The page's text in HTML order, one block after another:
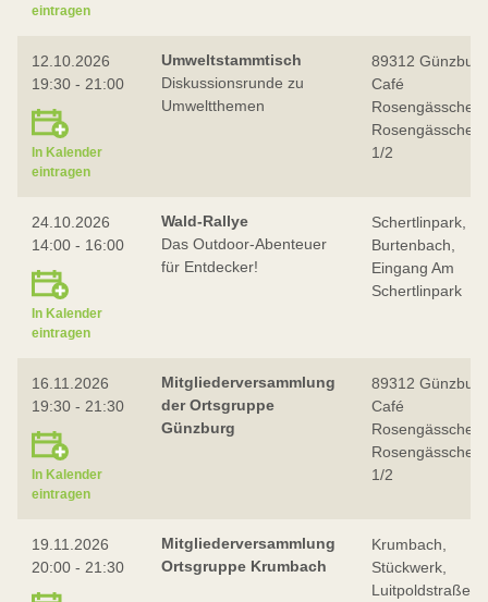
eintragen
12.10.2026
19:30 - 21:00
In Kalender
eintragen
Umweltstammtisch
Diskussionsrunde zu
Umweltthemen
89312
Café
Rosengässchen,
Rosengässchen
1/2
24.10.2026
14:00 - 16:00
In Kalender
eintragen
Wald-Rallye
Das Outdoor-Abenteuer
für Entdecker!
Schertlinpark,
Burtenbach,
Eingang Am
Schertlinpark
16.11.2026
19:30 - 21:30
In Kalender
eintragen
Mitgliederversammlung
der Ortsgruppe
Günzburg
89312
Café
Rosengässchen,
Rosengässchen
1/2
19.11.2026
20:00 - 21:30
Mitgliederversammlung
Ortsgruppe Krumbach
Krumbach,
Stückwerk,
Luitpoldstraße